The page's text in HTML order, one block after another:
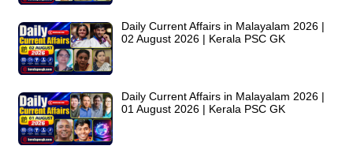
Daily Current Affairs in Malayalam 2026 |
02 August 2026 | Kerala PSC GK
Daily Current Affairs in Malayalam 2026 |
01 August 2026 | Kerala PSC GK